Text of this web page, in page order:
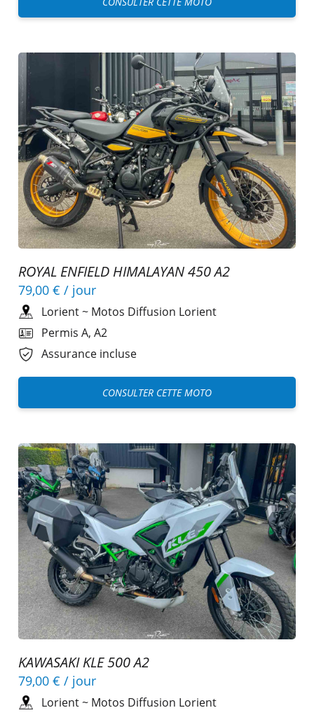
ROYAL ENFIELD HIMALAYAN 450 A2
79,00 € / jour
Lorient~ Motos Diffusion Lorient
Permis A, A2
Assurance incluse
CONSULTER CETTE MOTO
KAWASAKI KLE 500 A2
79,00 € / jour
Lorient~ Motos Diffusion Lorient